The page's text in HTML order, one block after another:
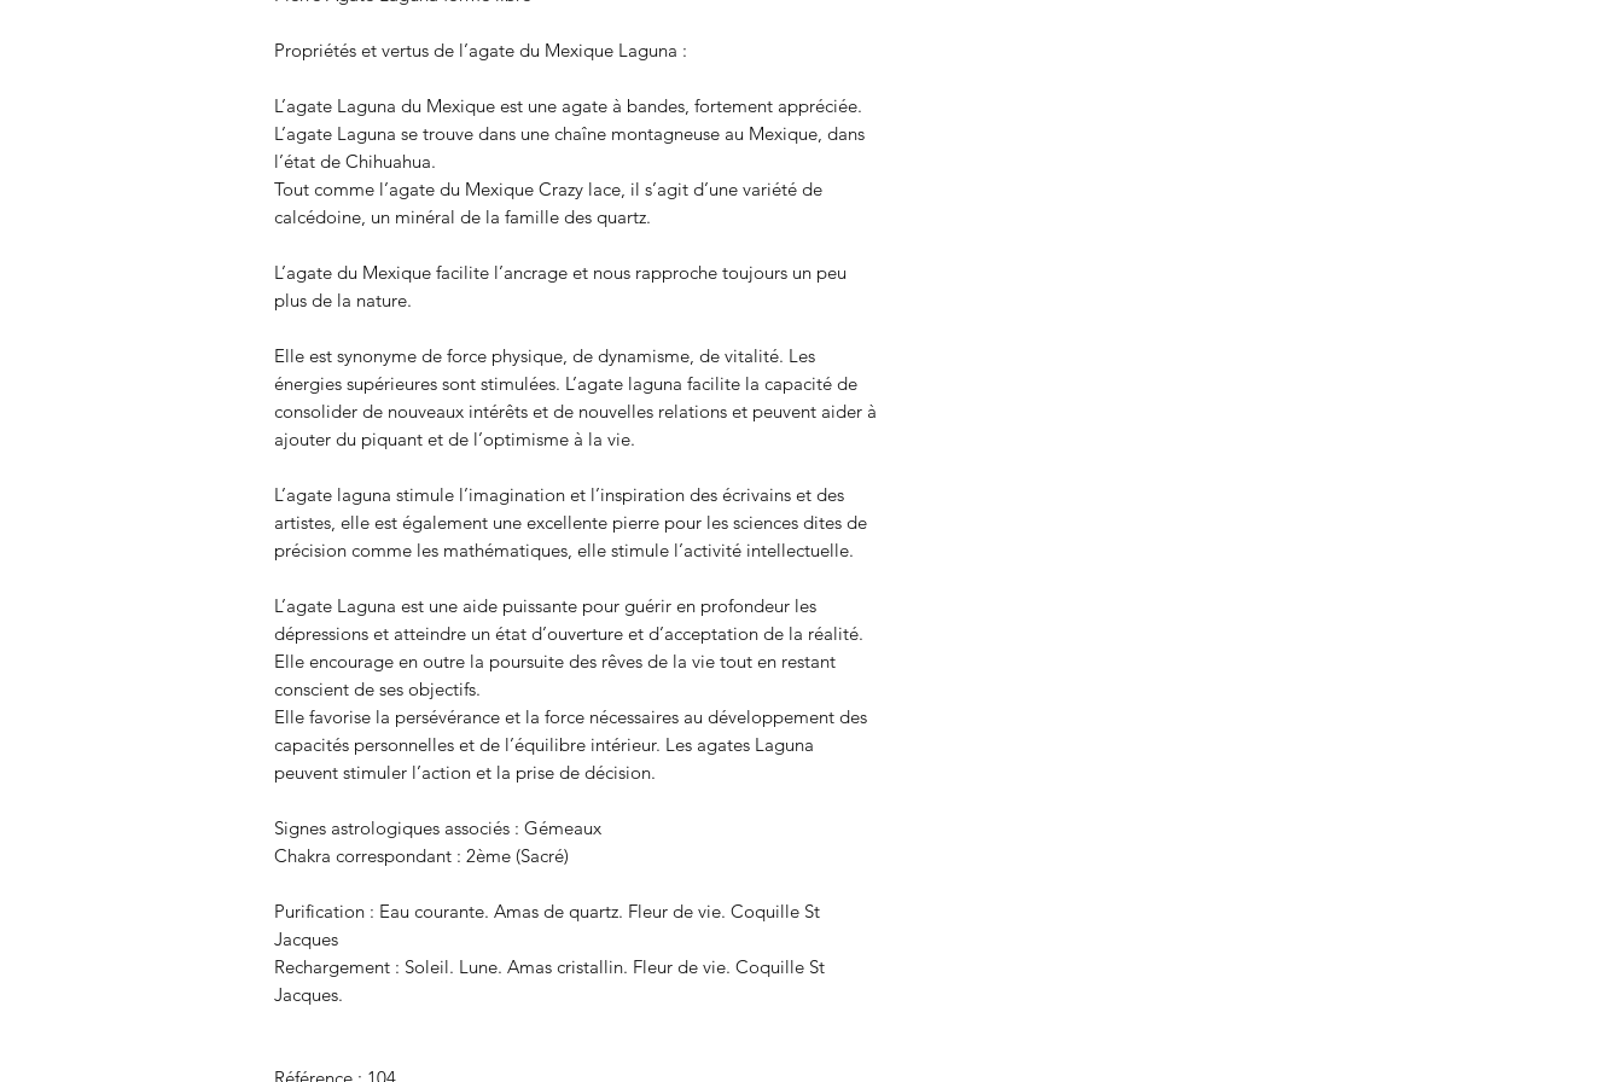
Propriétés et vertus de l’agate du Mexique Laguna :
L’agate Laguna du Mexique est une agate à bandes, fortement appréciée.
L’agate Laguna se trouve dans une chaîne montagneuse au Mexique, dans
l’état de Chihuahua.
Tout comme l’agate du Mexique Crazy lace, il s’agit d’une variété de
calcédoine, un minéral de la famille des quartz.
L’agate du Mexique facilite l’ancrage et nous rapproche toujours un peu
plus de la nature.
Elle est synonyme de force physique, de dynamisme, de vitalité. Les
énergies supérieures sont stimulées. L’agate laguna facilite la capacité de
consolider de nouveaux intérêts et de nouvelles relations et peuvent aider à
ajouter du piquant et de l’optimisme à la vie.
L’agate laguna stimule l’imagination et l’inspiration des écrivains et des
artistes, elle est également une excellente pierre pour les sciences dites de
précision comme les mathématiques, elle stimule l’activité intellectuelle.
L’agate Laguna est une aide puissante pour guérir en profondeur les
dépressions et atteindre un état d’ouverture et d’acceptation de la réalité.
Elle encourage en outre la poursuite des rêves de la vie tout en restant
conscient de ses objectifs.
Elle favorise la persévérance et la force nécessaires au développement des
capacités personnelles et de l’équilibre intérieur. Les agates Laguna
peuvent stimuler l’action et la prise de décision.
Signes astrologiques associés : Gémeaux
Chakra correspondant : 2ème (Sacré)
Purification : Eau courante. Amas de quartz. Fleur de vie. Coquille St
Jacques
Rechargement : Soleil. Lune. Amas cristallin. Fleur de vie. Coquille St
Jacques.